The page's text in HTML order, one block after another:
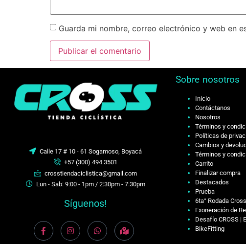
Guarda mi nombre, correo electrónico y web en
Calle 17 # 10 - 61 Sogamoso, Boyacá
+57 (300) 494 3501
crosstiendaciclistica@gmail.com
Lun - Sab: 9:00 - 1pm / 2:30pm - 7:30pm
Síguenos!
Sobre nosotros
Inicio
Contáctanos
Nosotros
Términos y
Políticas de
Cambios y
Términos y
Carrito
Finalizar compra
Destacados
Prueba
6ta° Rodada
Exoneración de
Desafío CROSS |
BikeFitting